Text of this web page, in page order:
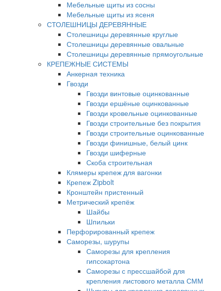
Мебельные щиты из сосны
Мебельные щиты из ясеня
СТОЛЕШНИЦЫ ДЕРЕВЯННЫЕ
Столешницы деревянные круглые
Столешницы деревянные овальные
Столешницы деревянные прямоугольные
КРЕПЕЖНЫЕ СИСТЕМЫ
Анкерная техника
Гвозди
Гвозди винтовые оцинкованные
Гвозди ершёные оцинкованные
Гвозди кровельные оцинкованные
Гвозди строительные без покрытия
Гвозди строительные оцинкованные
Гвозди финишные, белый цинк
Гвозди шиферные
Скоба строительная
Клямеры крепеж для вагонки
Крепеж Zipbolt
Кронштейн пристенный
Метрический крепёж
Шайбы
Шпильки
Перфорированный крепеж
Саморезы, шурупы
Саморезы для крепления
гипсокартона
Саморезы с прессшайбой для
крепления листового металла СММ